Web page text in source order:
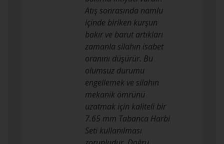
Atış sonrasında namlu
içinde biriken kurşun
bakır ve barut artıkları
zamanla silahın isabet
oranını düşürür. Bu
olumsuz durumu
engellemek ve silahın
mekanik ömrünü
uzatmak için kaliteli bir
7.65 mm Tabanca Harbi
Seti kullanılması